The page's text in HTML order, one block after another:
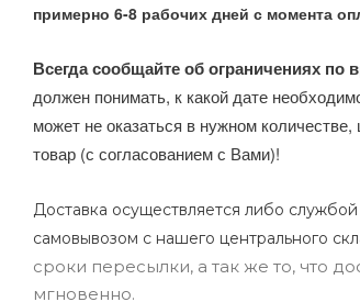
примерно 6-8 рабочих дней с момента
Всегда сообщайте об ограничениях по
должен понимать, к какой дате
может не оказаться в нужном
товар (с согласованием с Вами)!
Доставка осуществляется либо
самовывозом с нашего центрального
сроки пересылки, а так же то, что
мгновенно.